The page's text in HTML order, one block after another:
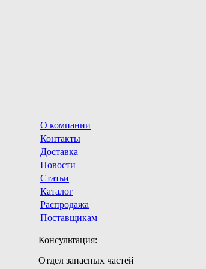
О компании
Контакты
Доставка
Новости
Статьи
Каталог
Распродажа
Поставщикам
Консультация:
Отдел запасных частей